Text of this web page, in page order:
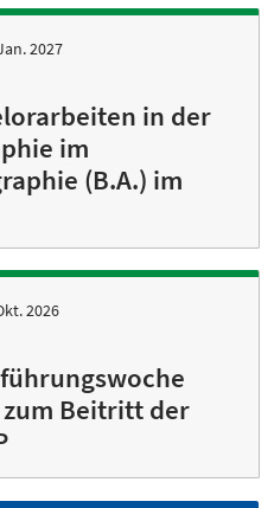
2027
in der
im
(B.A.) im
2026
Beitritt der